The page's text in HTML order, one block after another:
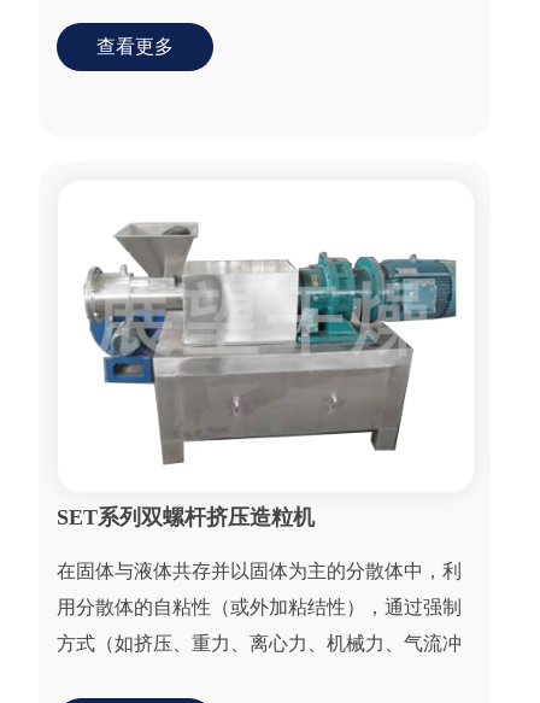
添加任何中...
查看更多
SET系列双螺杆挤压造粒机
在固体与液体共存并以固体为主的分散体中，利
用分散体的自粘性（或外加粘结性），通过强制
方式（如挤压、重力、离心力、机械力、气流冲